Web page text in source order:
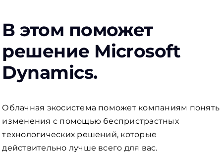
В этом поможет
решение Microsoft
Dynamics.
Облачная экосистема поможет компаниям понять
изменения с помощью беспристрастных
технологических решений, которые
действительно лучше всего для вас.